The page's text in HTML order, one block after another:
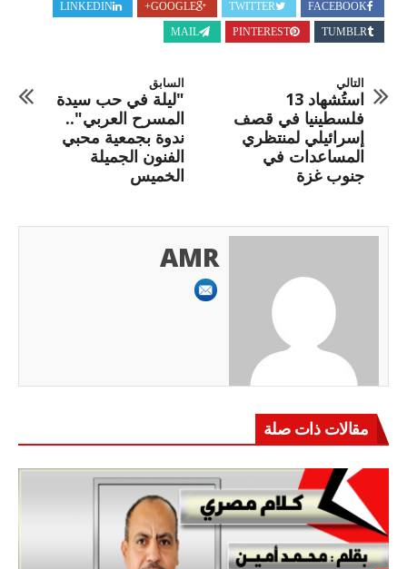
FACEBOOK
TWITTER
GOOGLE+
LINKEDIN
TUMBLR
PINTEREST
MAIL
السابق
"ليلة في حب سيدة
المسرح العربي"..
ندوة بجمعية محبي
الفنون الجميلة
الخميس
التالي
استُشهاد 13
فلسطينيا في قصف
إسرائيلي لمنتظري
المساعدات في
جنوب غزة
AMR
مقالات ذات صلة